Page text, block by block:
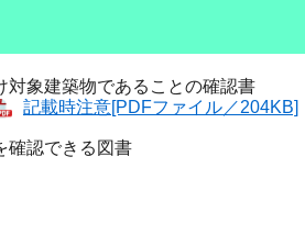
対象建築物であることの確認書
記載時注意[PDFファイル／204KB]
確認できる図書